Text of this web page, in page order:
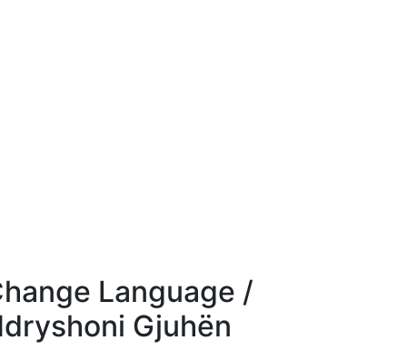
Language /
Gjuhën